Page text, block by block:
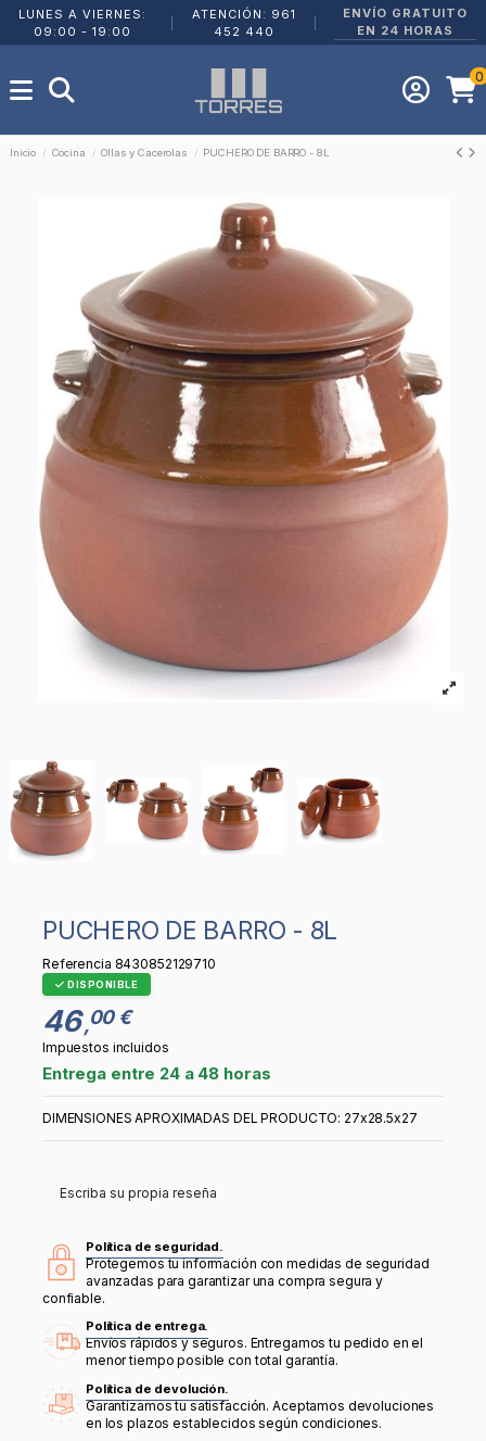
LUNES A VIERNES:
09:00 - 19:00
ATENCIÓN: 961
452 440
ENVÍO GRATUITO
EN 24 HORAS
0
Inicio Cocina Ollas y Cacerolas PUCHERO DE BARRO - 8L
PUCHERO DE BARRO - 8L
Referencia 8430852129710
DISPONIBLE
46 ,00 €
Impuestos incluidos
Entrega entre 24 a 48 horas
DIMENSIONES APROXIMADAS DEL PRODUCTO: 27x28.5x27
Escriba su propia reseña
Política de seguridad.
Protegemos tu información con medidas de seguridad
avanzadas para garantizar una compra segura y
confiable.
Política de entrega.
Envíos rápidos y seguros. Entregamos tu pedido en el
menor tiempo posible con total garantía.
Política de devolución.
Garantizamos tu satisfacción. Aceptamos devoluciones
en los plazos establecidos según condiciones.